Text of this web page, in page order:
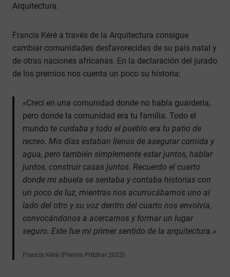
Arquitectura.
Francis Kéré a través de la Arquitectura consigue
cambiar comunidades desfavorecidas de su pais natal y
de otras naciones africanas. En la declaración del jurado
de los premios nos cuenta un poco su historia:
«Crecí en una comunidad donde no había guardería,
pero donde la comunidad era tu familia. Todo el
mundo te cuidaba y todo el pueblo era tu patio de
recreo. Mis días estaban llenos de asegurar comida y
agua, pero también simplemente estar juntos, hablar
juntos, construir casas juntos. Recuerdo el cuarto
donde mi abuela se sentaba y contaba historias con
un poco de luz, mientras nos acurrucábamos uno al
lado del otro y su voz dentro del cuarto nos envolvía,
convocándonos a acercarnos y formar un lugar
seguro. Este fue mi primer sentido de la arquitectura.»
Francis Kéré (Premio Pritzker 2022)